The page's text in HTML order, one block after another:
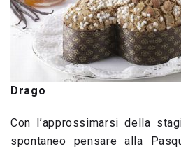
Drago
Con l’approssimarsi della
spontaneo pensare alla